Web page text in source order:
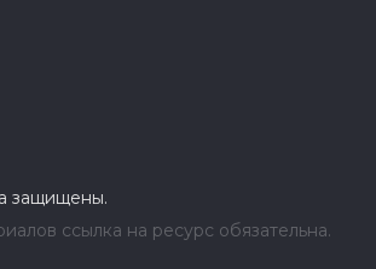
защищены.
ссылка на ресурс обязательна.